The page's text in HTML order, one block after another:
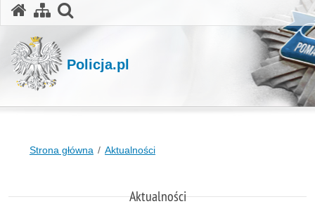
Policja.pl
Strona główna Aktualności
Aktualności